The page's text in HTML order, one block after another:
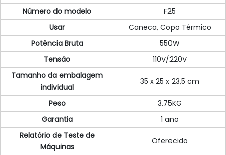
Número do modelo
F25
Usar
Caneca, Copo Térmico
Potência Bruta
550W
Tensão
110V/220V
Tamanho da embalagem
individual
35 x 25 x 23,5 cm
Peso
3.75KG
Garantia
1 ano
Relatório de Teste de
Máquinas
Oferecido